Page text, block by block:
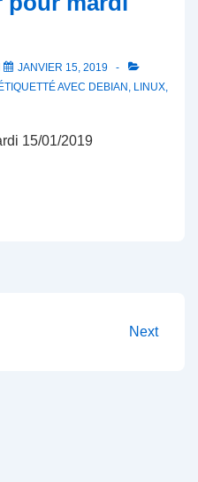
JANVIER 15, 2019
ÉTIQUETTÉ AVEC DEBIAN , LINUX,
15/01/2019
Next